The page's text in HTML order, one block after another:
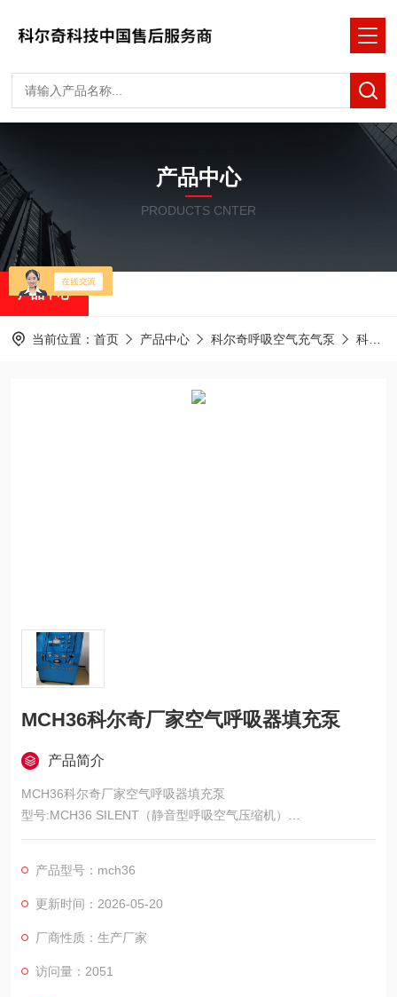
产品中心
PRODUCTS CNTER
产品中心
当前位置： 首页 产品中心 科尔奇呼吸空气充气泵 科尔奇空气填充泵
MCH36科尔奇厂家空气呼吸器填充泵
产品简介
MCH36科尔奇厂家空气呼吸器填充泵
型号:MCH36 SILENT（静音型呼吸空气压缩机）
产地:意大利
封闭结构，自动控制,可大大减少人
化工厂等空气呼吸器配备较多的单位
产品型号：mch36
更新时间：2026-05-20
厂商性质：生产厂家
访问量：2051